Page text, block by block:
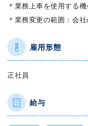
＊業務上車を使用する
＊業務変更の範囲：会
雇用形態
正社員
給与